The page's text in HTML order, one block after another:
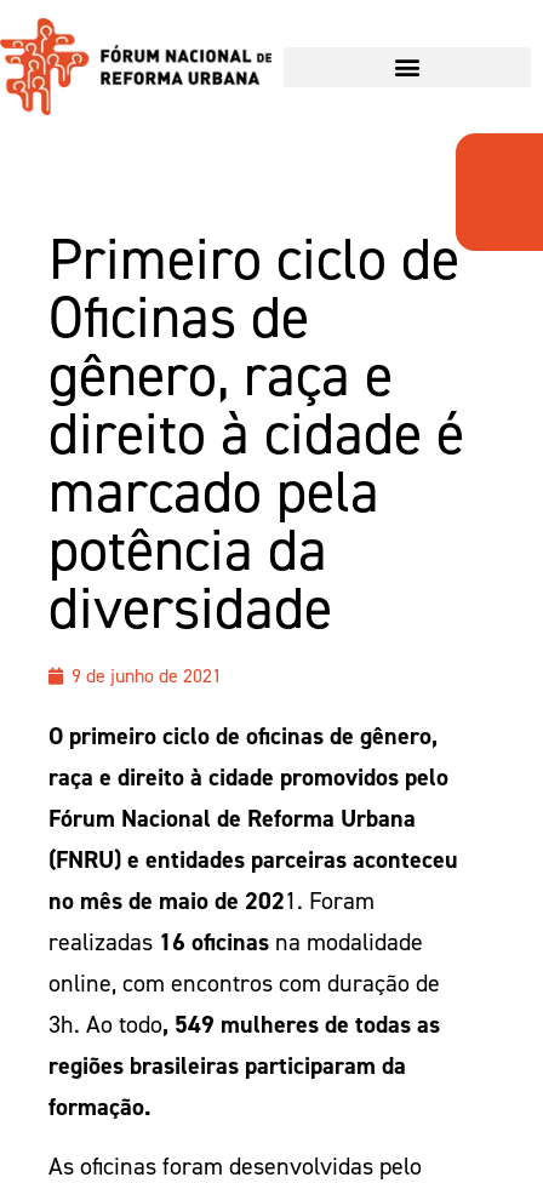
Primeiro ciclo de
Oficinas de
gênero, raça e
direito à cidade é
marcado pela
potência da
diversidade
9 de junho de 2021
O primeiro ciclo de oficinas de gênero,
raça e direito à cidade promovidos pelo
Fórum Nacional de Reforma Urbana
(FNRU) e entidades parceiras aconteceu
no mês de maio de 2021. Foram
realizadas 16 oficinas na modalidade
online, com encontros com duração de
3h. Ao todo, 549 mulheres de todas as
regiões brasileiras participaram da
formação.
As oficinas foram desenvolvidas pelo